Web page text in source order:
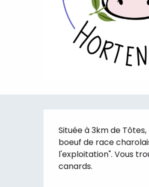
Description
Située à 3km de
boeuf de race
l'exploitation". Vous
canards.